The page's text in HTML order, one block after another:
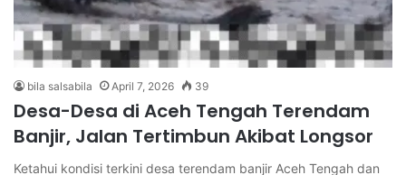
bila salsabila April 7, 2026 39
Desa-Desa di Aceh Tengah Terendam
Banjir, Jalan Tertimbun Akibat Longsor
Ketahui kondisi terkini desa terendam banjir Aceh Tengah dan